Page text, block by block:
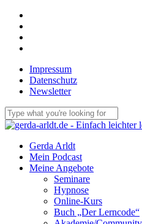
Skip
main
content
Impressum
Datenschutz
Newsletter
Close
Menu
Gerda Arldt
Mein Podcast
Meine Angebote
Seminare
Hypnose
Online-Kurs
Buch „Der Lerncode“